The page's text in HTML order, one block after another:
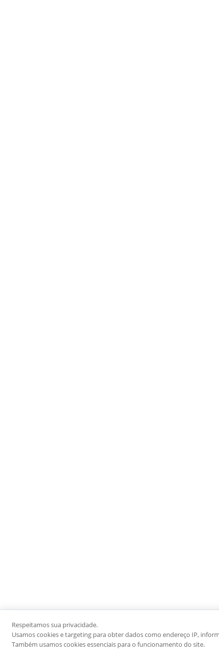
Respeitamos sua privacidade.
Usamos cookies e targeting para obter dados como endereço IP,
Também usamos cookies essenciais para o funcionamento do site.